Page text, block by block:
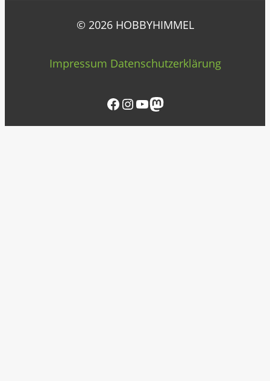
© 2026 HOBBYHIMMEL
Impressum Datenschutzerklärung
Facebook InstagramYouTube Mastodon